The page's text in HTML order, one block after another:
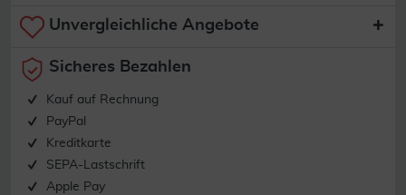
Unvergleichliche Angebote
Sicheres Bezahlen
Kauf auf Rechnung
PayPal
Kreditkarte
SEPA-Lastschrift
Apple Pay